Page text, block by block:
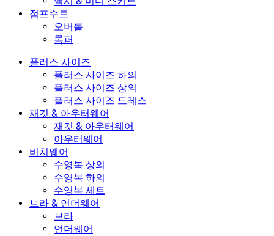
점프수트
오버롤
롬퍼
플러스 사이즈
플러스 사이즈 하의
플러스 사이즈 상의
플러스 사이즈 드레스
재킷 & 아우터웨어
재킷 & 아우터웨어
아우터웨어
비치웨어
수영복 상의
수영복 하의
수영복 세트
브라 & 언더웨어
브라
언더웨어